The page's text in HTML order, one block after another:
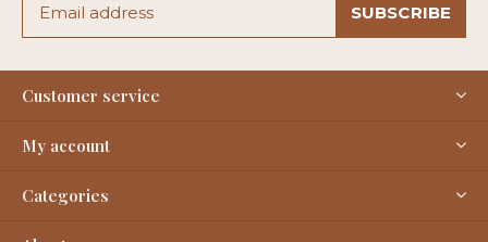
SUBSCRIBE
Customer service
My account
Categories